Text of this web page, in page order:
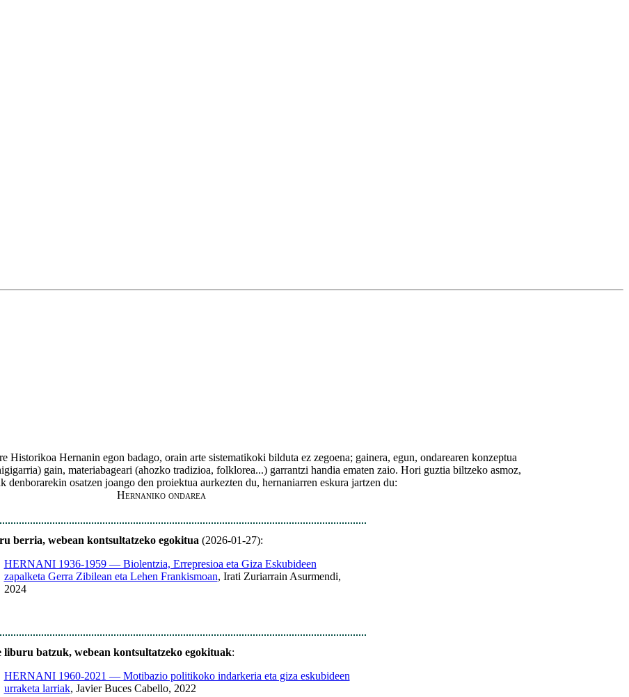
Historikoa Hernanin egon badago, orain arte sistematikoki bilduta ez zegoena; gainera, egun, ondarearen konzeptua
gain, materiabageari (ahozko tradizioa, folklorea...) garrantzi handia ematen zaio. Hori guztia biltzeko asmoz,
denborarekin osatzen joango den proiektua aurkezten du, hernaniarren eskura jartzen du:
Hernaniko ondarea
berria, webean kontsultatzeko egokitua (2026-01-27):
HERNANI 1936-1959 — Biolentzia, Errepresioa eta Giza Eskubideen
zapalketa Gerra Zibilean eta Lehen Frankismoan, Irati Zuriarrain Asurmendi,
2024
liburu batzuk, webean kontsultatzeko egokituak:
HERNANI 1960-2021 — Motibazio politikoko indarkeria eta giza eskubideen
urraketa larriak, Javier Buces Cabello, 2022